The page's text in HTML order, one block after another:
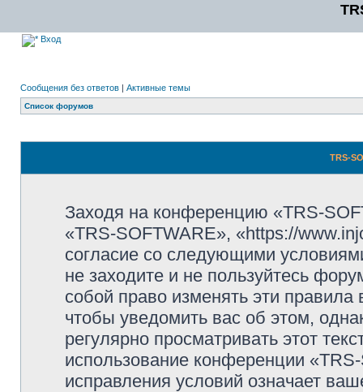
Вход
Сообщения без ответов | Активные темы
Список форумов
TRS-
Заходя на конференцию «TRS-
«TRS-SOFTWARE», «https://
согласие со следующими
не заходите и не пользуйтесь
собой право изменять эти
чтобы уведомить вас об этом,
регулярно просматривать этот
использование конференции
исправления условий означает